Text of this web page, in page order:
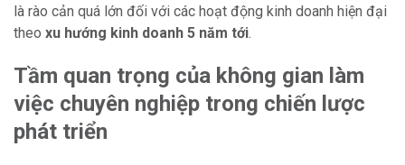
là rào cản quá lớn đối với các hoạt động kinh doanh hiện đại
theo xu hướng kinh doanh 5 năm tới.
Tầm quan trọng của không gian làm
việc chuyên nghiệp trong chiến lược
phát triển